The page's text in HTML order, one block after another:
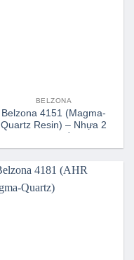
BELZONA
Belzona 4151 (Magma-
Quartz Resin) – Nhựa 2
thành phần